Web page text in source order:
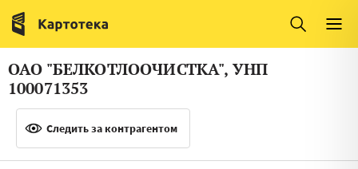
Италия
Люксембург
Литва
Латвия
Словения
ОАО "БЕЛКОТЛООЧИСТКА", УНП
100071353
Следить за контрагентом